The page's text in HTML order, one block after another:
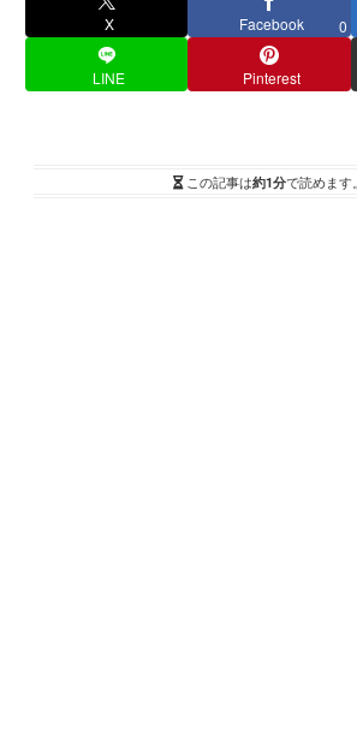
X Facebook 0
LINE Pinterest
この記事は約1分で読めます。